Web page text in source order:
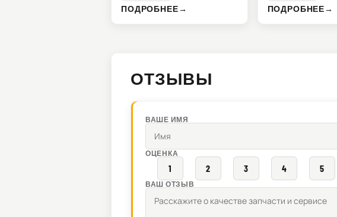
ПОДРОБНЕЕ→
ПОДРОБНЕЕ→
ОТЗЫВЫ
ВАШЕ ИМЯ
ОЦЕНКА
1 2 3 4 5
ВАШ ОТЗЫВ